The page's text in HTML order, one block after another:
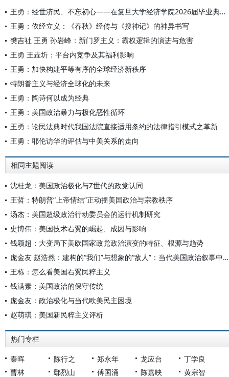
王勇：经世济民、不忘初心——在复旦大学经济学院2026届毕业典礼上的演讲
王勇：依经立义：《春秋》经传与《搜神记》的神异书写
樊吉社 王勇 孙岩峰：新门罗主义：霸权逻辑的演进与危害
王勇 王垚圻：平台内竞争及其福利影响
王勇：加快构建平等有序的全球经济新秩序
特朗普主义与经济全球化的未来
王勇：陶诗何以成为经典
王勇：美国政治暴力与极化恶性循环
王勇：论民法典时代我国法院直接适用条约的法律指引模式之革新
王勇：耶伦访华的评估与中美关系的走向
相同主题阅读
沈桂龙：美国政治极化与Z世代的政党认同
王哲：特朗普“上帝情结”正动摇美国政治与宗教秩序
汤杰：美国超级政治行动委员会的运行机制研究
史博伟：美国技术右翼的崛起、成因与影响
钱颖超：大变局下美欧国家政党政治演变的特征、根源与趋势
庞金友 赵浩然：建构的“我们”与想象的“敌人”：当代美国政治叙事中的阴谋论
王栋：怎么看美国右翼民粹主义
钱满素：美国政治的保守传统
庞金友：政治极化与当代欧美民主困境
赵萌琪：美国新民粹主义评析
热门专栏
秦晖 陈行之 郑永年 龙应台
丁学良
曹林
鄢烈山 傅国涌 陈嘉映 黄宗智